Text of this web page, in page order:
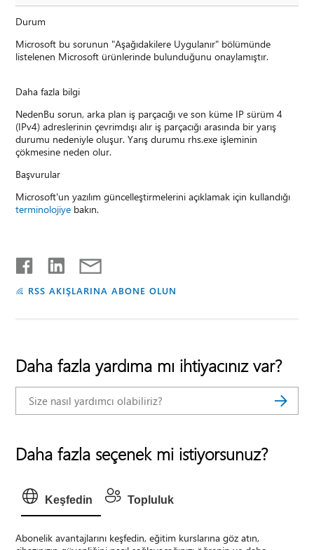
Durum
Microsoft bu sorunun "Aşağıdakilere Uygulanır" bölümünde
listelenen Microsoft ürünlerinde bulunduğunu onaylamıştır.
Daha fazla bilgi
NedenBu sorun, arka plan iş parçacığı ve son küme IP sürüm 4
(IPv4) adreslerinin çevrimdışı alır iş parçacığı arasında bir yarış
durumu nedeniyle oluşur. Yarış durumu rhs.exe işleminin
çökmesine neden olur.
Başvurular
Microsoft'un yazılım güncelleştirmelerini açıklamak için kullandığı
terminolojiye bakın.
RSS AKIŞLARINA ABONE OLUN
Daha fazla yardıma mı ihtiyacınız var?
Daha fazla seçenek mi istiyorsunuz?
Keşfedin Topluluk
Abonelik avantajlarını keşfedin, eğitim kurslarına göz atın,